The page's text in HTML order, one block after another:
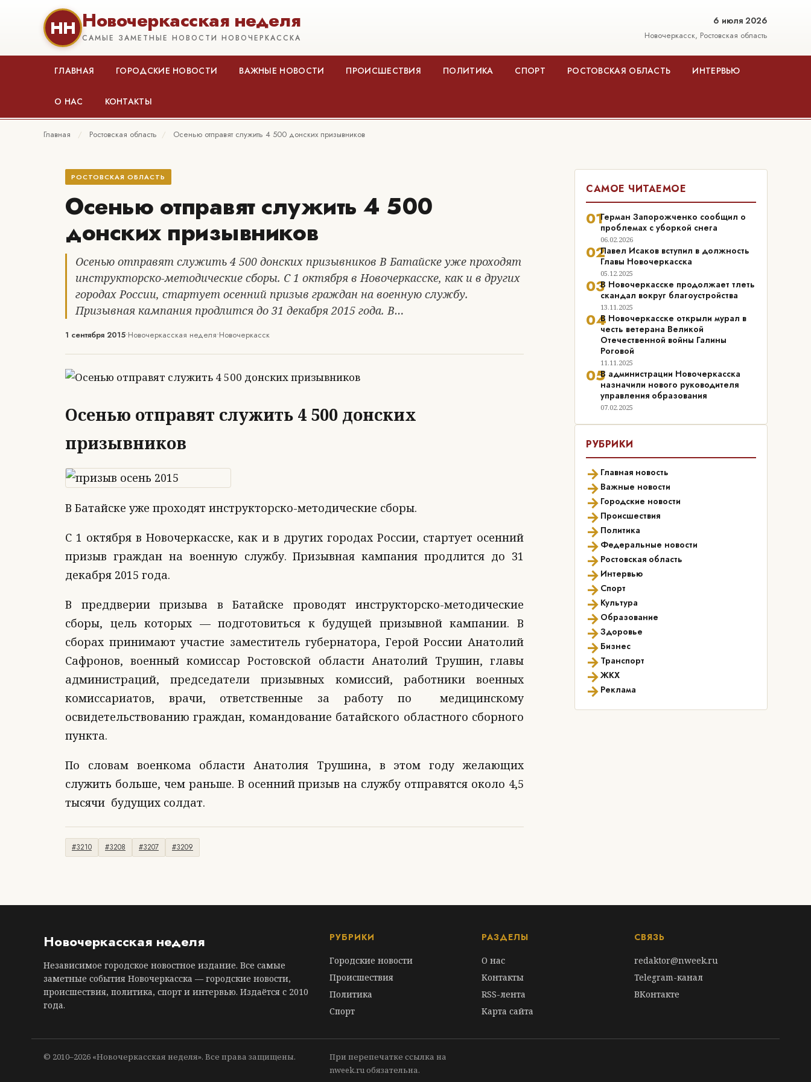
НН Новочеркасская неделя
САМЫЕ ЗАМЕТНЫЕ НОВОСТИ НОВОЧЕРКАССКА
6 июля 2026
Новочеркасск, Ростовская область
ГЛАВНАЯ ГОРОДСКИЕ НОВОСТИ ВАЖНЫЕ НОВОСТИ ПРОИСШЕСТВИЯ ПОЛИТИКА СПОРТ РОСТОВСКАЯ ОБЛАСТЬ ИНТЕРВЬЮ
О НАС КОНТАКТЫ
Главная / Ростовская область / Осенью отправят служить 4 500 донских призывников
РОСТОВСКАЯ ОБЛАСТЬ
Осенью отправят служить 4 500
донских призывников
Осенью отправят служить 4 500 донских призывников В Батайске уже проходят
инструкторско-методические сборы. С 1 октября в Новочеркасске, как и в других
городах России, стартует осенний призыв граждан на военную службу.
Призывная кампания продлится до 31 декабря 2015 года. В…
1 сентября 2015•Новочеркасская неделя•Новочеркасск
Осенью отправят служить 4 500 донских
призывников
В Батайске уже проходят инструкторско-методические сборы.
С 1 октября в Новочеркасске, как и в других городах России, стартует осенний
призыв граждан на военную службу. Призывная кампания продлится до 31
декабря 2015 года.
В преддверии призыва в Батайске проводят инструкторско-методические
сборы, цель которых — подготовиться к будущей призывной кампании. В
сборах принимают участие заместитель губернатора, Герой России Анатолий
Сафронов, военный комиссар Ростовской области Анатолий Трушин, главы
администраций, председатели призывных комиссий, работники военных
комиссариатов, врачи, ответственные за работу по медицинскому
освидетельствованию граждан, командование батайского областного сборного
пункта.
По словам военкома области Анатолия Трушина, в этом году желающих
служить больше, чем раньше. В осенний призыв на службу отправятся около 4,5
тысячи будущих солдат.
#3210 #3208 #3207 #3209
САМОЕ ЧИТАЕМОЕ
01Герман Запорожченко сообщил о
проблемах с уборкой снега
06.02.2026
02Павел Исаков вступил в должность
Главы Новочеркасска
05.12.2025
03В Новочеркасске продолжает тлеть
скандал вокруг благоустройства
13.11.2025
04В Новочеркасске открыли мурал в
честь ветерана Великой
Отечественной войны Галины
Роговой
11.11.2025
05В администрации Новочеркасска
назначили нового руководителя
управления образования
07.02.2025
РУБРИКИ
→ Главная новость
→ Важные новости
→ Городские новости
→ Происшествия
→ Политика
→ Федеральные новости
→ Ростовская область
→ Интервью
→ Спорт
→ Культура
→ Образование
→Здоровье
→ Бизнес
→ Транспорт
→ЖКХ
→ Реклама
Новочеркасская неделя
Независимое городское новостное издание. Все самые
заметные события Новочеркасска — городские новости,
происшествия, политика, спорт и интервью. Издаётся с 2010
года.
РУБРИКИ
Городские новости
Происшествия
Политика
Спорт
РАЗДЕЛЫ
О нас
Контакты
RSS-лента
Карта сайта
СВЯЗЬ
redaktor@nweek.ru
Telegram-канал
ВКонтакте
© 2010–2026 «Новочеркасская неделя». Все права защищены.
При перепечатке ссылка на
nweek.ru обязательна.